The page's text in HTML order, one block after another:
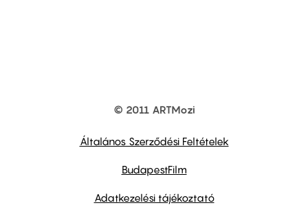
© 2011 ARTMozi
Általános Szerződési Feltételek
BudapestFilm
Adatkezelési tájékoztató